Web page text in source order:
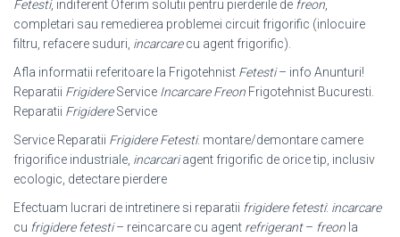
Fetesti, indiferent Oferim solutii pentru pierderile de freon
completari sau remedierea problemei circuit frigorific (inlocuire
filtru, refacere suduri, incarcarecu agent frigorific).
Afla informatii referitoare la Frigotehnist Fetesti– info Anunturi!
Reparatii FrigidereService Incarcare Freon Frigotehnist Bucuresti.
Reparatii FrigidereService
Service Reparatii Frigidere Fetesti. montare/demontare camere
frigorifice industriale, incarcariagent frigorific de orice tip, inclusiv
ecologic, detectare pierdere
Efectuam lucrari de intretinere si reparatii frigidere fetesti: incarcare
cu frigidere fetesti– reincarcare cu agent refrigerant– freon la